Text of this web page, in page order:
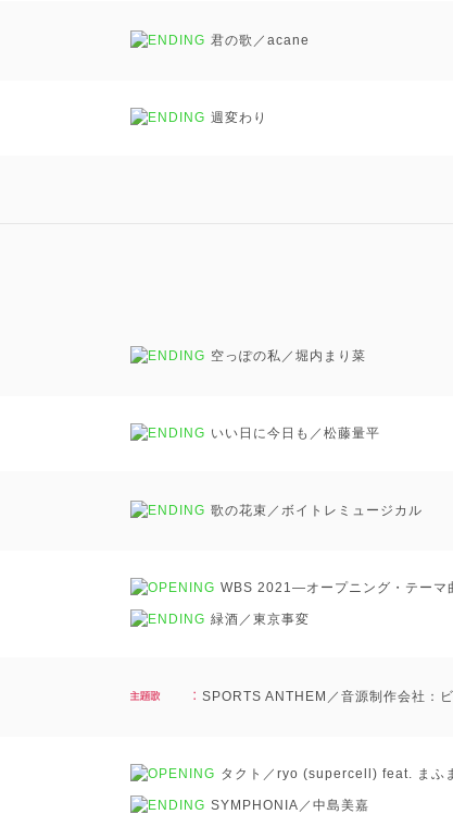
君の歌／acane
週変わり
空っぽの私／堀内まり菜
いい日に今日も／松藤量平
歌の花束／ボイトレミュージカル
WBS 2021―オープニング・テーマ
緑酒／東京事変
SPORTS ANTHEM／音源制作会社：
タクト／ryo (supercell) feat. まふ
SYMPHONIA／中島美嘉